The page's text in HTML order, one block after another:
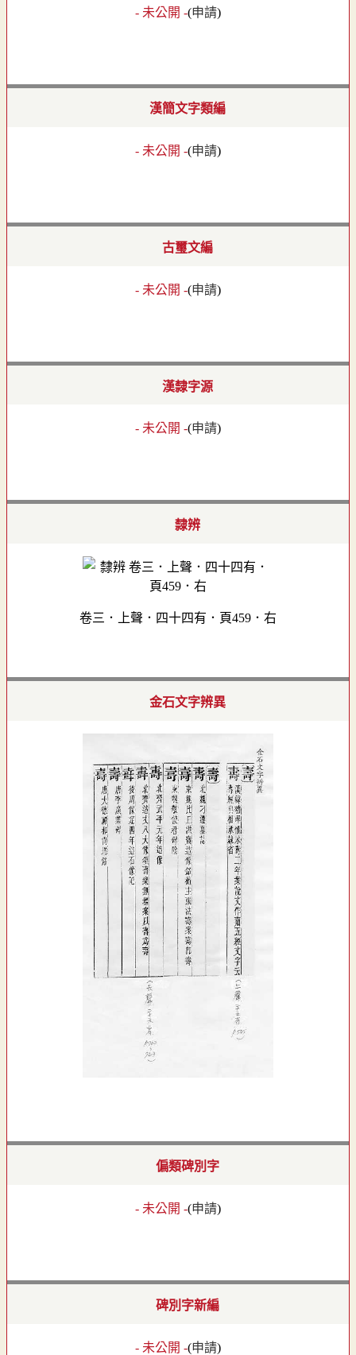
- 未公開 -(申請)
漢簡文字類編
- 未公開 -(申請)
古璽文編
- 未公開 -(申請)
漢隸字源
- 未公開 -(申請)
隸辨
卷三．上聲．四十四有．頁459．右
金石文字辨異
偏類碑別字
- 未公開 -(申請)
碑別字新編
- 未公開 -(申請)